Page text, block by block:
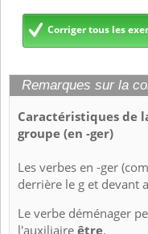
Corriger tous les
Remarques sur la
Caractéristiques de
groupe (en -ger)
Les verbes en -ger
derrière le g et devant
Le verbe déménager
l'auxiliaireêtre.